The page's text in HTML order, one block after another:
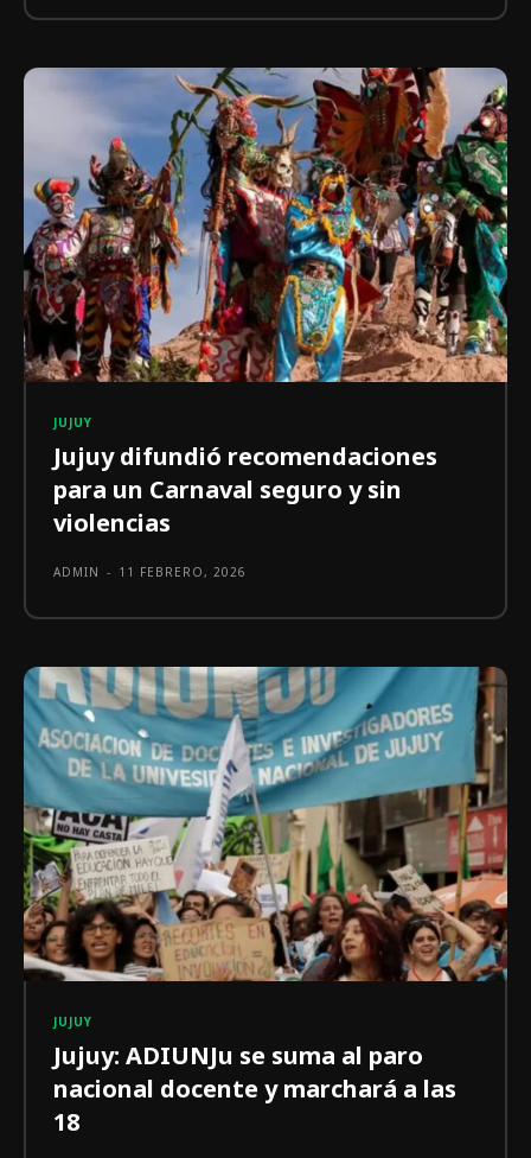
JUJUY
Jujuy difundió recomendaciones
para un Carnaval seguro y sin
violencias
ADMIN - 11 FEBRERO, 2026
JUJUY
Jujuy: ADIUNJu se suma al paro
nacional docente y marchará a las
18